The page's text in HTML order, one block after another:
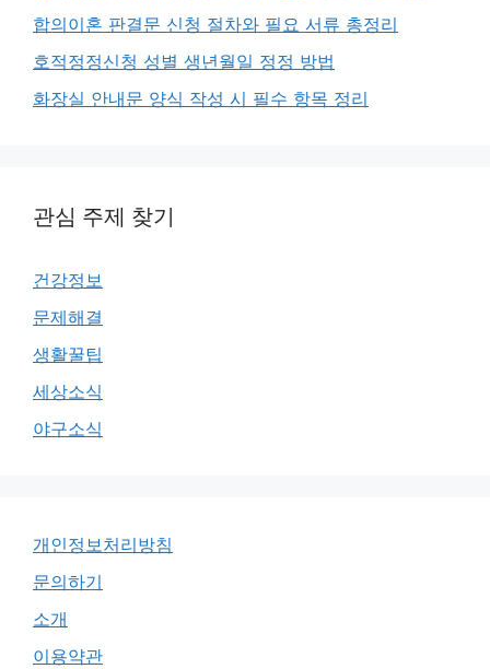
합의이혼 판결문 신청 절차와 필요 서류 총정리
호적정정신청 성별 생년월일 정정 방법
화장실 안내문 양식 작성 시 필수 항목 정리
관심 주제 찾기
건강정보
문제해결
생활꿀팁
세상소식
야구소식
개인정보처리방침
문의하기
소개
이용약관